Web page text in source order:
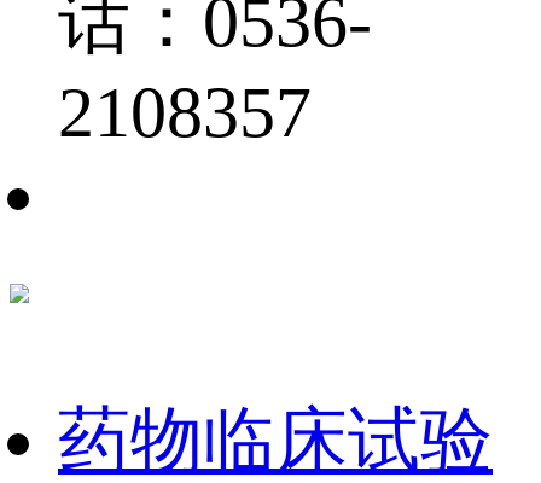
话：0536-
2108357
药物临床试验